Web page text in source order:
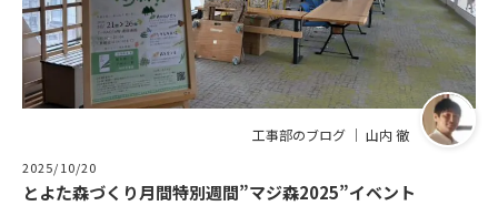
工事部のブログ ｜ 山内 徹
2025/10/20
とよた森づくり月間特別週間”マジ森2025”イベント